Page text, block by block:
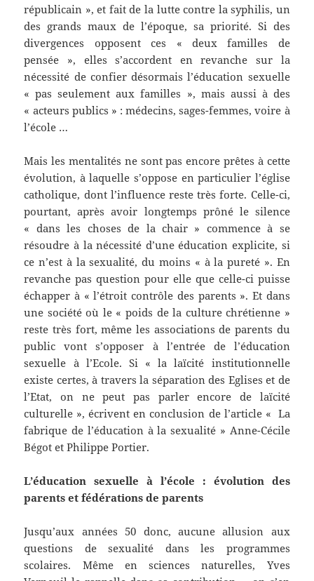
républicain », et fait de la lutte contre la syphilis, un
des grands maux de l’époque, sa priorité. Si des
divergences opposent ces « deux familles de
pensée », elles s’accordent en revanche sur la
nécessité de confier désormais l’éducation sexuelle
« pas seulement aux familles », mais aussi à des
« acteurs publics » : médecins, sages-femmes, voire à
l’école …
Mais les mentalités ne sont pas encore prêtes à cette
évolution, à laquelle s’oppose en particulier l’église
catholique, dont l’influence reste très forte. Celle-ci,
pourtant, après avoir longtemps prôné le silence
« dans les choses de la chair » commence à se
résoudre à la nécessité d’une éducation explicite, si
ce n’est à la sexualité, du moins « à la pureté ». En
revanche pas question pour elle que celle-ci puisse
échapper à « l’étroit contrôle des parents ». Et dans
une société où le « poids de la culture chrétienne »
reste très fort, même les associations de parents du
public vont s’opposer à l’entrée de l’éducation
sexuelle à l’Ecole. Si « la laïcité institutionnelle
existe certes, à travers la séparation des Eglises et de
l’Etat, on ne peut pas parler encore de laïcité
culturelle », écrivent en conclusion de l’article « La
fabrique de l’éducation à la sexualité » Anne-Cécile
Bégot et Philippe Portier.
L’éducation sexuelle à l’école : évolution des
parents et fédérations de parents
Jusqu’aux années 50 donc, aucune allusion aux
questions de sexualité dans les programmes
scolaires. Même en sciences naturelles, Yves